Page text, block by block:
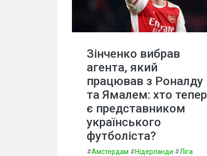
Зінченко вибрав
агента, який
працював з Роналду
та Ямалем: хто тепер
є представником
українського
футболіста?
#Амстердам #Нідерланди #Ліга